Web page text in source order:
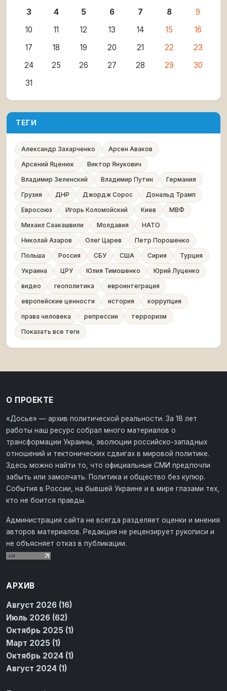
3
4 5 6 7 8
9
10
11 12 13 14 15
16
17
18 19 20 21 22
23
24
25 26 27 28 29
30
31
ТЕГИ
Александр Захарченко
Арсен Аваков
Арсений Яценюк
Виктор Янукович
Владимир Зеленский
Владимир Путин
Германия
Грузия
ДНР Джордж Сорос
Дональд Трамп
Евросоюз
Игорь Коломойский Киев
МВФ
Михаил Саакашвили
Молдавия
НАТО
Николай Азаров
Олег Царев
Петр Порошенко
Польша
Россия СБУ США Сирия
Турция
Украина
ЦРУ Юлия Тимошенко
Юрий Луценко
видео
геополитика
евроинтеграция
европейские ценности
история
коррупция
права человека
репрессии
терроризм
Показать все теги
О ПРОЕКТЕ
«Досье» — архив политической реальности. За 18 лет
работы наш ресурс собрал много материалов о
трансформации Украины, эволюции российско-западных
отношений и тектонических сдвигах в мировой политике.
Здесь можно найти то, что официальные СМИ предпочли
забыть или замолчать. Политика и общество без купюр.
События в России, на бывшей Украине и в мире глазами тех,
кто не боится правды.
Администрация сайта не всегда разделяет оценки и мнения
авторов материалов. Редакция не рецензирует рукописи и
не объясняет отказ в публикации.
АРХИВ
Август 2026 (16)
Июль 2026 (62)
Октябрь 2025 (1)
Март 2025 (1)
Октябрь 2024 (1)
Август 2024 (1)